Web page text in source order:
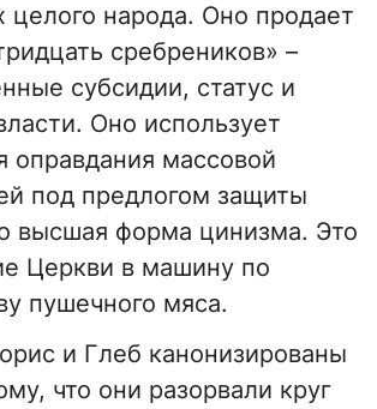
целого народа. Оно продает
сребреников» –
субсидии, статус и
Оно использует
оправдания массовой
под предлогом защиты
высшая форма цинизма. Это
Церкви в машину по
пушечного мяса.
и Глеб канонизированы
что они разорвали круг